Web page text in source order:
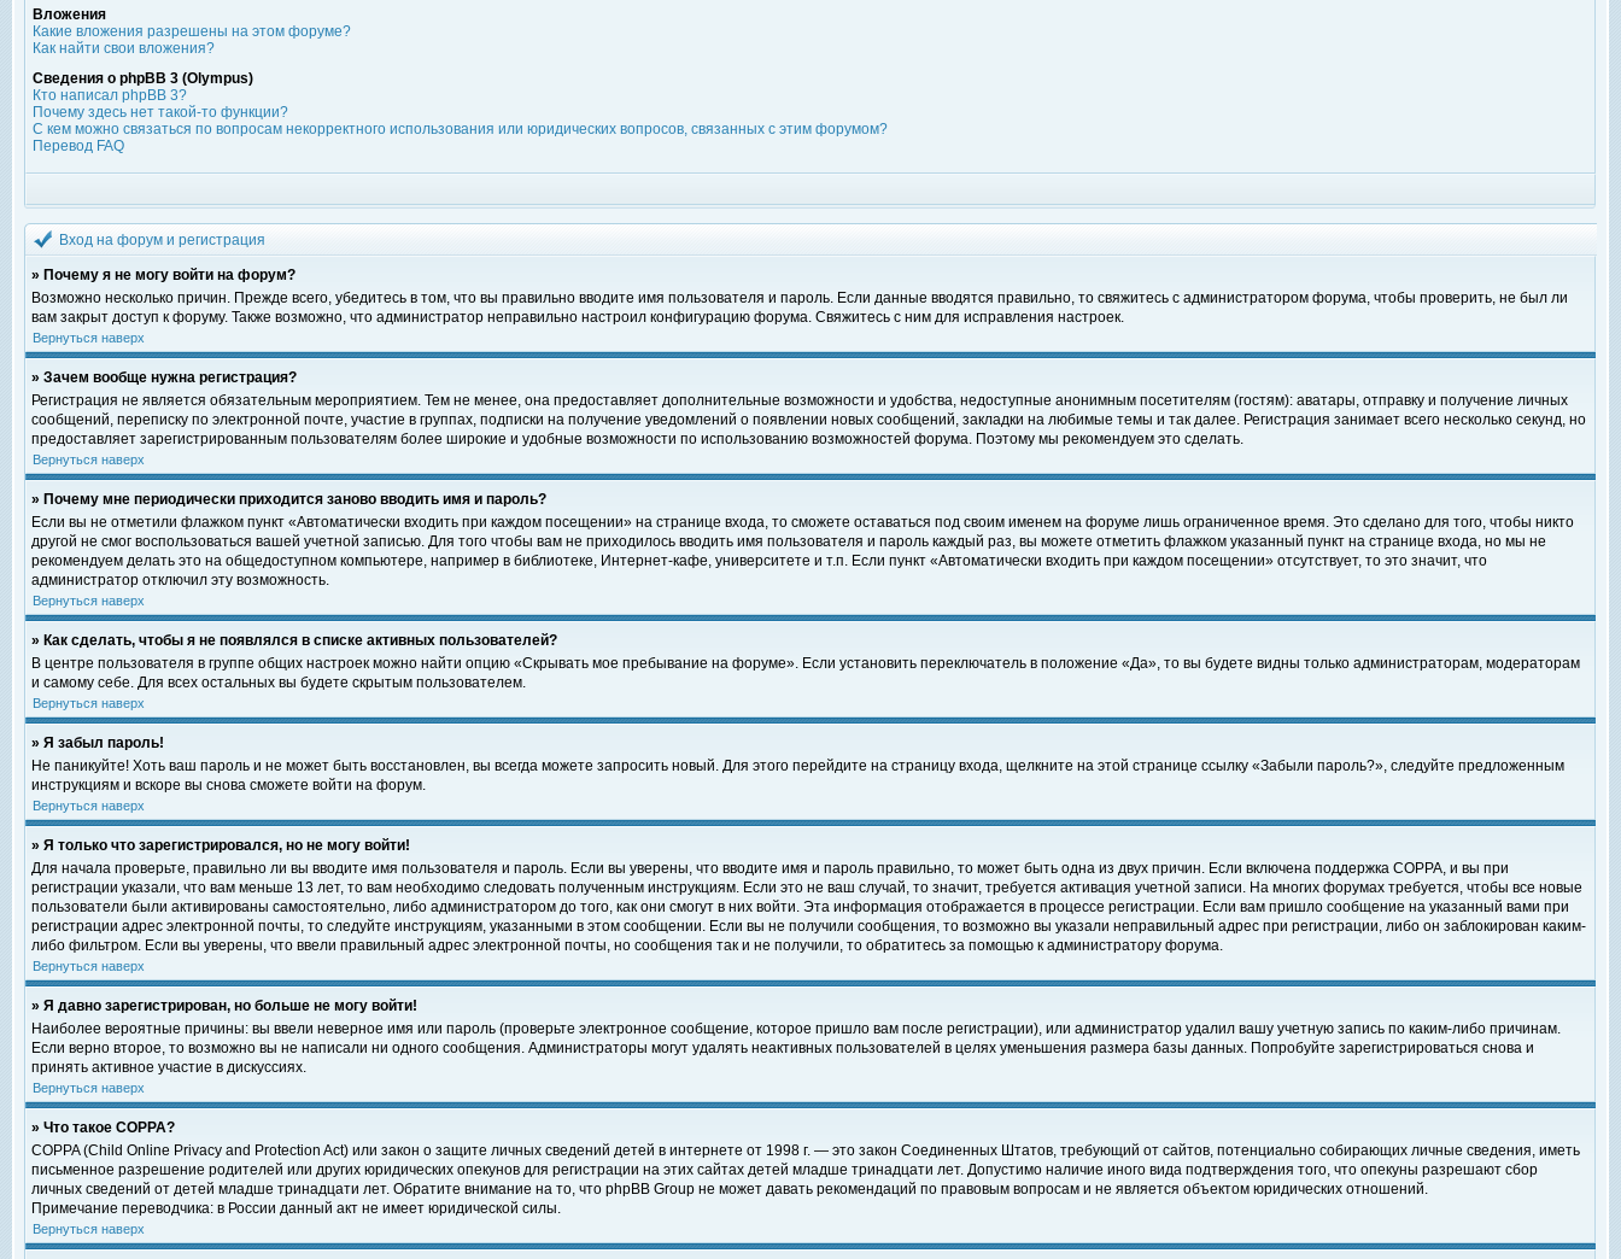
Вложения
Какие вложения разрешены на этом форуме?
Как найти свои вложения?
Сведения о phpBB 3 (Olympus)
Кто написал phpBB 3?
Почему здесь нет такой-то функции?
С кем можно связаться по вопросам некорректного использования или юридических вопросов, связанных с этим форумом?
Перевод FAQ
Вход на форум и регистрация
» Почему я не могу войти на форум?
Возможно несколько причин. Прежде всего, убедитесь в том, что вы правильно вводите имя пользователя и пароль. Если данные вводятся правильно, то свяжитесь с администратором форума, чтобы проверить, не был ли
вам закрыт доступ к форуму. Также возможно, что администратор неправильно настроил конфигурацию форума. Свяжитесь с ним для исправления настроек.
Вернуться наверх
» Зачем вообще нужна регистрация?
Регистрация не является обязательным мероприятием. Тем не менее, она предоставляет дополнительные возможности и удобства, недоступные анонимным посетителям (гостям): аватары, отправку и получение личных
сообщений, переписку по электронной почте, участие в группах, подписки на получение уведомлений о появлении новых сообщений, закладки на любимые темы и так далее. Регистрация занимает всего несколько секунд, но
предоставляет зарегистрированным пользователям более широкие и удобные возможности по использованию возможностей форума. Поэтому мы рекомендуем это сделать.
Вернуться наверх
» Почему мне периодически приходится заново вводить имя и пароль?
Если вы не отметили флажком пункт «Автоматически входить при каждом посещении» на странице входа, то сможете оставаться под своим именем на форуме лишь ограниченное время. Это сделано для того, чтобы никто
другой не смог воспользоваться вашей учетной записью. Для того чтобы вам не приходилось вводить имя пользователя и пароль каждый раз, вы можете отметить флажком указанный пункт на странице входа, но мы не
рекомендуем делать это на общедоступном компьютере, например в библиотеке, Интернет-кафе, университете и т.п. Если пункт «Автоматически входить при каждом посещении» отсутствует, то это значит, что
администратор отключил эту возможность.
Вернуться наверх
» Как сделать, чтобы я не появлялся в списке активных пользователей?
В центре пользователя в группе общих настроек можно найти опцию «Скрывать мое пребывание на форуме». Если установить переключатель в положение «Да», то вы будете видны только администраторам, модераторам
и самому себе. Для всех остальных вы будете скрытым пользователем.
Вернуться наверх
» Я забыл пароль!
Не паникуйте! Хоть ваш пароль и не может быть восстановлен, вы всегда можете запросить новый. Для этого перейдите на страницу входа, щелкните на этой странице ссылку «Забыли пароль?», следуйте предложенным
инструкциям и вскоре вы снова сможете войти на форум.
Вернуться наверх
» Я только что зарегистрировался, но не могу войти!
Для начала проверьте, правильно ли вы вводите имя пользователя и пароль. Если вы уверены, что вводите имя и пароль правильно, то может быть одна из двух причин. Если включена поддержка COPPA, и вы при
регистрации указали, что вам меньше 13 лет, то вам необходимо следовать полученным инструкциям. Если это не ваш случай, то значит, требуется активация учетной записи. На многих форумах требуется, чтобы все новые
пользователи были активированы самостоятельно, либо администратором до того, как они смогут в них войти. Эта информация отображается в процессе регистрации. Если вам пришло сообщение на указанный вами при
регистрации адрес электронной почты, то следуйте инструкциям, указанными в этом сообщении. Если вы не получили сообщения, то возможно вы указали неправильный адрес при регистрации, либо он заблокирован каким-
либо фильтром. Если вы уверены, что ввели правильный адрес электронной почты, но сообщения так и не получили, то обратитесь за помощью к администратору форума.
Вернуться наверх
» Я давно зарегистрирован, но больше не могу войти!
Наиболее вероятные причины: вы ввели неверное имя или пароль (проверьте электронное сообщение, которое пришло вам после регистрации), или администратор удалил вашу учетную запись по каким-либо причинам.
Если верно второе, то возможно вы не написали ни одного сообщения. Администраторы могут удалять неактивных пользователей в целях уменьшения размера базы данных. Попробуйте зарегистрироваться снова и
принять активное участие в дискуссиях.
Вернуться наверх
» Что такое COPPA?
COPPA (Child Online Privacy and Protection Act) или закон о защите личных сведений детей в интернете от 1998 г. — это закон Соединенных Штатов, требующий от сайтов, потенциально собирающих личные сведения, иметь
письменное разрешение родителей или других юридических опекунов для регистрации на этих сайтах детей младше тринадцати лет. Допустимо наличие иного вида подтверждения того, что опекуны разрешают сбор
личных сведений от детей младше тринадцати лет. Обратите внимание на то, что phpBB Group не может давать рекомендаций по правовым вопросам и не является объектом юридических отношений.
Примечание переводчика: в России данный акт не имеет юридической силы.
Вернуться наверх